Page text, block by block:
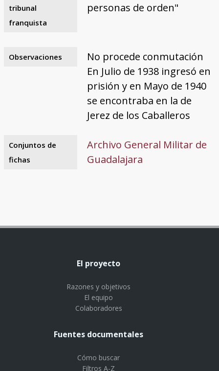
tribunal
franquista
personas de orden"
Observaciones
No procede conmutación
En Julio de 1938 ingresó en
prisión y en Mayo de 1940
se encontraba en la de
Jerez de los Caballeros
Conjuntos de
fichas
Archivo General Militar de
Guadalajara
El proyecto
Razones y objetivos
El equipo
Colaboradores
Fuentes documentales
Cómo buscar
Filtros A-Z